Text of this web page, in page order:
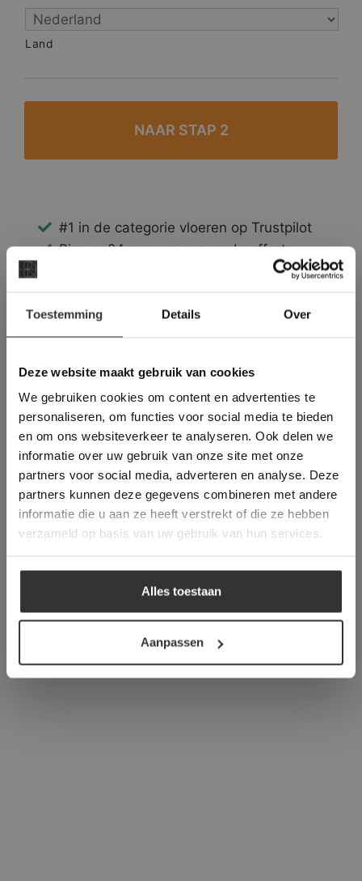
Toestemming Details Over
Deze website maakt gebruik van cookies
We gebruiken cookies om content en advertenties te
personaliseren, om functies voor social media te bieden
en om ons websiteverkeer te analyseren. Ook delen we
informatie over uw gebruik van onze site met onze
partners voor social media, adverteren en analyse. Deze
partners kunnen deze gegevens combineren met andere
informatie die u aan ze heeft verstrekt of die ze hebben
verzameld op basis van uw gebruik van hun services.
Alles toestaan
Aanpassen
Land
#1 in de categorie vloeren op Trustpilot
Binnen 24 uur een passende offerte
Legwerk vanuit het tegelzettersgilde
Meer dan 500 m2 showtuin
Deze website maakt
gebruik van cookies.
This Cookie Banner was deleted and is no
longer working. Please contact the website
administrator.
Deze website gebruikt cookies om de
gebruikerservaring te verbeteren. Door
gebruik te maken van onze website geeft u
toestemming voor alle cookies in
overeenstemming met ons cookiebeleid.Lees
verder
ALLES ACCEPTEREN
ALLES AFWIJZEN
DETAILS WEERGEVEN